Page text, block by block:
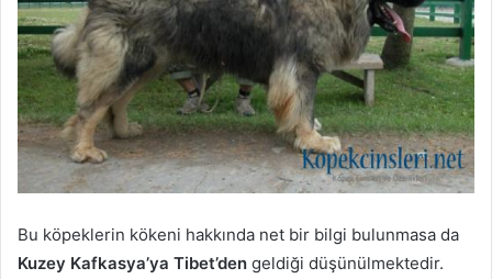
Bu köpeklerin kökeni hakkında net bir bilgi bulunmasa da
Kuzey Kafkasya’ya Tibet’den geldiği düşünülmektedir.